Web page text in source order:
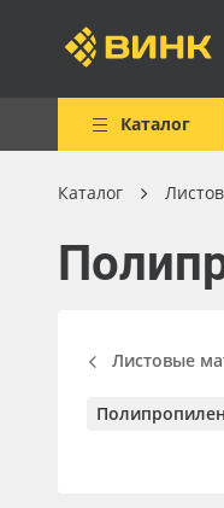
Каталог
Весь каталог
Рулонные
Каталог
Листовые